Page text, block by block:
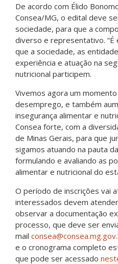
De acordo com Élido
Consea/MG, o edital deve
sociedade, para que a
diverso e representativo.
que a sociedade, as
experiência e atuação na
nutricional participem.
Vivemos agora um
desemprego, e também
insegurança alimentar e
Consea forte, com a
de Minas Gerais, para que
sigamos atuando na pauta
formulando e avaliando as
alimentar e nutricional do
O período de inscrições vai
interessados devem
observar a documentação
processo, que deve ser
mail
e o cronograma completo
que pode ser acessado